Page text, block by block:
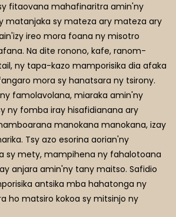
Matoatoa
fitaovana mahafinaritra amin'ny
matanjaka sy mateza ary mateza ary
ireo mora foana ny misotro
Na dite ronono, kafe, ranom-
ny tapa-kazo mamporisika dia afaka
mora sy hanatsara ny tsirony.
famolavolana, miaraka amin'ny
ny fomba iray hisafidianana ary
manokana manokana, izay
Tsy azo esorina aorian'ny
sy mety, mampihena ny fahalotoana
anjara amin'ny tany maitso. Safidio
antsika mba hahatonga ny
ho matsiro kokoa sy mitsinjo ny